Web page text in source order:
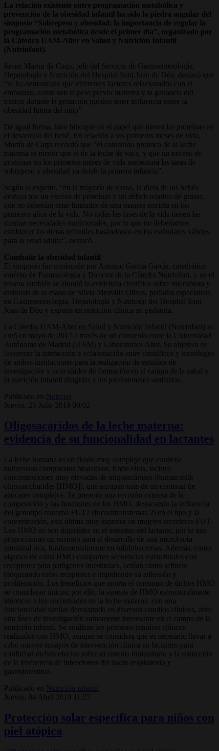
La relación existente entre programación metabólica y
prevención de la obesidad infantil ha sido la piedra angular del
simposio “Sobrepeso y obesidad: la importancia de regular la
programación metabólica desde el primer día”, organizado por
la Cátedra UAM-Alter en Salud y Nutrición Intantil
(Nutrinfant).
Javier Martín de Carpi, jefe del Servicio de Gastroenterología,
Hepatología y Nutrición del Hospital Sant Joan de Déu, destacó que
“se ha demostrado que diferentes factores relacionados con el
embarazo, como son el peso previo materno y la ganancia del
mismo durante la gestación pueden tener influencia sobre la
obesidad futura del niño”.
De igual forma, hizo hincapié en el papel que tienen las proteínas en
el desarrollo del bebé. En relación a los primeros meses de vida,
Martín de Carpi recordó que ”el contenido proteico de la leche
materna es menor que el de la leche de vaca, y que un exceso de
proteínas en los primeros meses de vida aumentará las tasas de
sobrepeso y obesidad ya desde la primera infancia”.
Según el experto, “en la mayoría de casos, la dieta de los bebés
destaca por un exceso de proteínas y un déficit relativo de grasas,
que no deberían estar limitadas de una manera estricta en los
primeros años de la vida. No todas las fases de la vida tienen las
mismas necesidades nutricionales, por lo que no deberíamos
establecer las dietas infantiles basándonos en los estándares válidos
para la edad adulta”, destacó.
Combatir la obesidad infantil
El simposio fue moderado por Antonio García García, catedrático
emérito de Farmacología y Director de la Cátedra Nutrinfant, y en el
mismo también se abordó la evidencia científica sobre microbiota y
disbiosis de la mano de Silvia Meavilla Olivas, pediatra especialista
en Gastroenterología, Hepatología y Nutrición del Hospital Sant
Joan de Déu y experta en nutrición clínica en pediatría.
La Cátedra UAM-Alter en Salud y Nutrición Infantil (Nutrinfant) se
creó en mayo de 2017 a través de un convenio entre la Universidad
Autónoma de Madrid (UAM) y Laboratorios Alter. Su objetivo es
favorecer la interacción y colaboración entre científicos y tecnólogos
de ambas instituciones para la realización de estudios de
investigación y actividades de formación en el campo de la salud y
la nutrición infantil dirigidas a los profesionales sanitarios.
Publicado en
Noticias
Jueves, 25 Julio 2019 09:02
Oligosacáridos de la leche materna:
evidencia de su funcionalidad en lactantes
La leche humana es un fluido muy complejo que contiene
numerosos compuestos bioactivos. Entre ellos, incluye
concentraciones muy elevadas de oligosacáridos (human milk
oligosaccharides [HMO]), que agrupan más de un centenar de
azúcares complejos. Se presenta una revisión extensa de la
composición y las funciones de los HMO, destacando la influencia
del genotipo materno FUT2 (fucosiltransferasa 2) en el tipo y la
concentración, esta última muy superior en mujeres secretoras FUT.
Los HMO no son digeribles en el intestino del lactante, por lo que
proporcionan un sustrato para el desarrollo de una microbiota
intestinal rica, fundamentalmente en bifidobacterias. Además, como
algunos de estos HMO comparten secuencias estructurales con
receptores para patógenos intestinales, actúan como señuelo
bloqueando estos receptores e impidiendo su adhesión y
proliferación. Los beneficios que aporta el consumo de dichos HMO
se consideran únicos; por ello, la síntesis de HMO estructuralmente
idénticos a los encontrados en la leche materna, con una
funcionalidad similar demostrada en diversos estudios clínicos, abre
una línea de investigación sumamente interesante en el campo de la
nutrición infantil. Se analizan los primeros estudios clínicos
realizados con HMO, aunque se considera que es necesario llevar a
cabo nuevos ensayos de intervención clínica en lactantes para
confirmar dichos efectos sobre el sistema inmunitario y la reducción
de la frecuencia de infecciones del tracto respiratorio y
gastrointestinal.
Publicado en
Nutrición infantil
Jueves, 04 Abril 2019 11:27
Protección solar específica para niños con
piel atópica